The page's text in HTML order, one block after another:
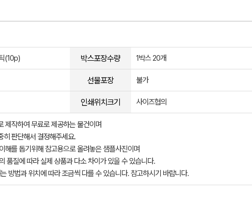
(10p) 박스포장수량 1박스 20개
선물포장 불가
인쇄위치크기 사이즈협의
제작하여 무료로 제공하는 물건이며
히 판단해서 결정해주세요.
해를 돕기위해 참고용으로 올려놓은 샘플사진이며
품질에 따라 실제 상품과 다소 차이가 있을 수 있습니다.
방법과 위치에 따라 조금씩 다를 수 있습니다. 참고하시기 바랍니다.